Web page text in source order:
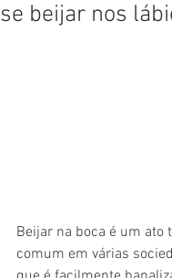
se beijar nos
Beijar na boca é um ato
comum em várias